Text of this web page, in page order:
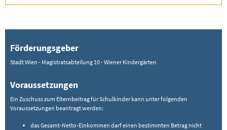
Förderungsgeber
Stadt Wien - Magistratsabteilung 10 - Wiener Kindergärten
Voraussetzungen
Ein Zuschuss zum Elternbeitrag für Schulkinder kann unter folgenden
Voraussetzungen beantragt werden:
das Gesamt-Netto-Einkommen darf einen bestimmten Betrag nicht